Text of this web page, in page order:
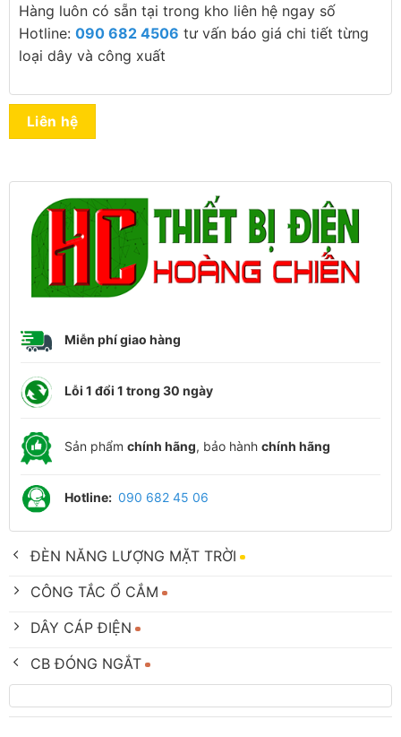
Hàng luôn có sẵn tại trong kho liên hệ ngay số
Hotline: 090 682 4506 tư vấn báo giá chi tiết từng
loại dây và công xuất
Liên hệ
Miễn phí giao hàng
Lỗi 1 đổi 1 trong 30 ngày
Sản phẩm chính hãng, bảo hành chính hãng
Hotline: 090 682 45 06
ĐÈN NĂNG LƯỢNG MẶT TRỜI
CÔNG TẮC Ổ CẮM
DÂY CÁP ĐIỆN
CB ĐÓNG NGẮT